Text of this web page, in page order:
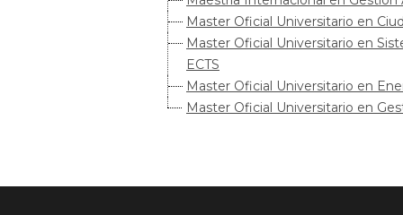
Master Oficial Universitario en
Master Oficial Universitario en
ECTS
Master Oficial Universitario en
Master Oficial Universitario en